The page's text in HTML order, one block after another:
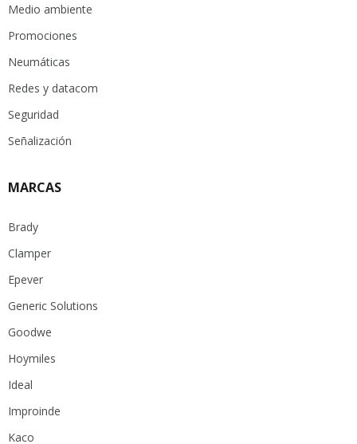
Medio ambiente
Promociones
Neumáticas
Redes y datacom
Seguridad
Señalización
MARCAS
Brady
Clamper
Epever
Generic Solutions
Goodwe
Hoymiles
Ideal
Improinde
Kaco